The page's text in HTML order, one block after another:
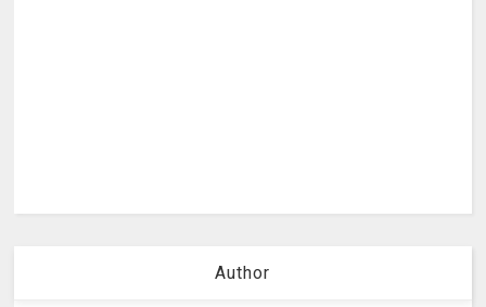
Author